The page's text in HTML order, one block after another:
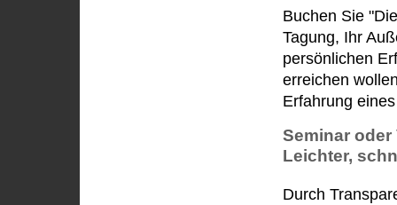
Buchen Sie
Tagung, Ihr
persönlichen
erreichen
Erfahrung
Seminar oder
Leichter,
Durch